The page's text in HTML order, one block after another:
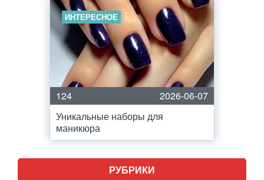
ИНТЕРЕСНОЕ
124
2026-06-07
Уникальные наборы для
маникюра
РУБРИКИ